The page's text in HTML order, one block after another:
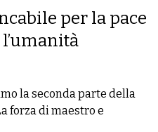
per la pace
la seconda parte della
forza di maestro e